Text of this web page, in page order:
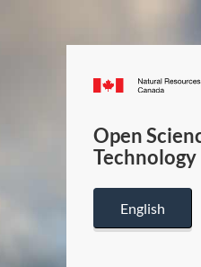
Open
English